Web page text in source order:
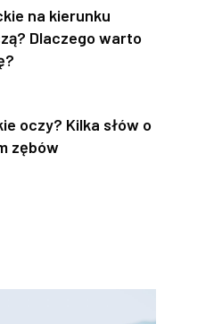
na kierunku
Dlaczego warto
oczy? Kilka słów o
zębów